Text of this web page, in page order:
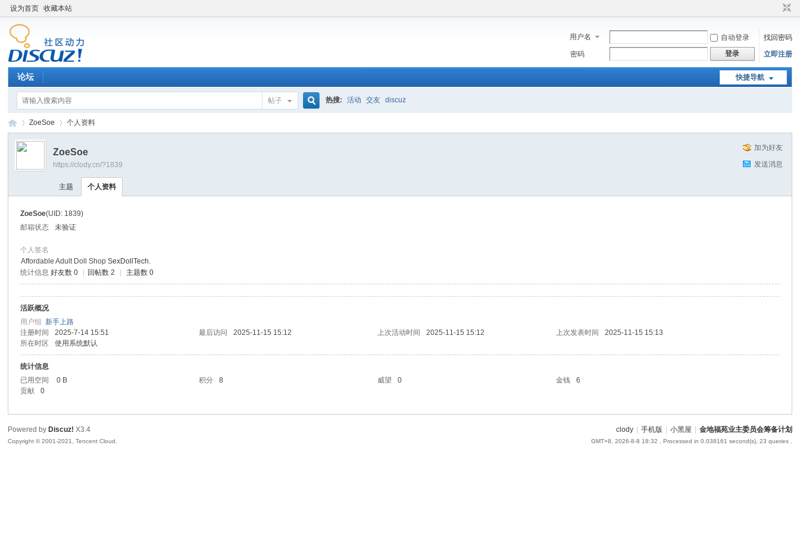
设为首页 收藏本站
用户名 自动登录
找回密码
密码
登录 立即注册
快捷导航
论坛
帖子 热搜: 活动 交友 discuz
›
ZoeSoe 个人资料
加为好友
发送消息
ZoeSoe
https://clody.cn/?1839
主题 个人资料
ZoeSoe(UID: 1839)
邮箱状态
未验证
个人签名
Affordable Adult Doll ShopSexDollTech.
统计信息 好友数 0 回帖数 2 主题数 0
活跃概况
用户组新手上路
注册时间
2025-7-14 15:51 最后访问 2025-11-15 15:12 上次活动时间 2025-11-15 15:12 上次发表时间
2025-11-15 15:13
所在时区
使用系统默认
统计信息
已用空间
0 B 积分 8 威望 0 金钱
6
贡献
0
clody 手机版 小黑屋 金地福苑业主委员会筹备计划
GMT+8, 2026-8-8 18:32 , Processed in 0.038161 second(s), 23 queries .
Powered by Discuz! X3.4
Copyright © 2001-2021, Tencent Cloud.